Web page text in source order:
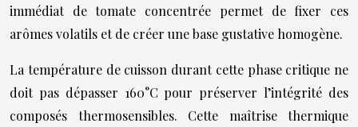
immédiat de tomate concentrée permet de fixer ces
arômes volatils et de créer une base gustative homogène.
La température de cuisson durant cette phase critique ne
doit pas dépasser 160°C pour préserver l’intégrité des
composés thermosensibles. Cette maîtrise thermique